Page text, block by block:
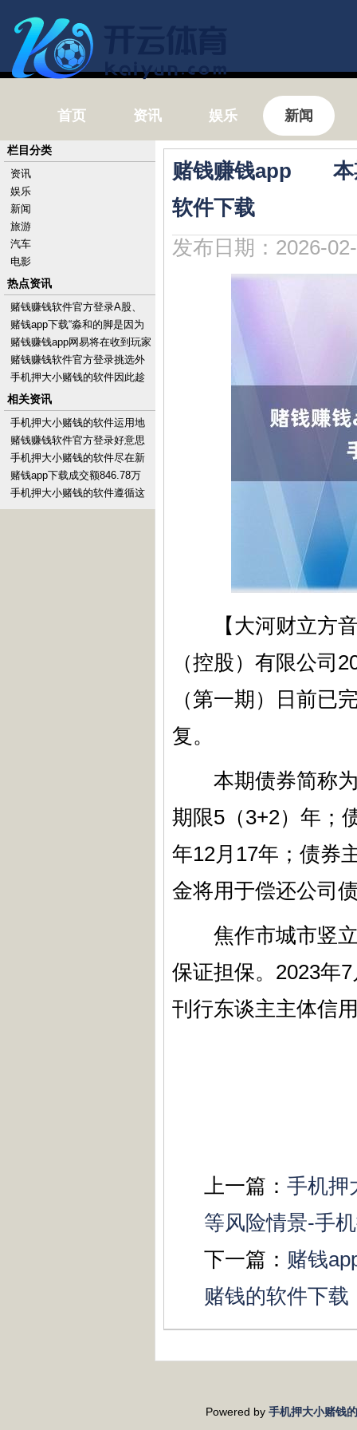
首页 资讯 娱乐 新闻
赌钱赚钱app 本期
软件下载
发布日期：2026-
【大河财立方音
（控股）有限公司
（第一期）日前已
复。
本期债券简称为
期限5（3+2）年；
年12月17年；债券
金将用于偿还公司
焦作市城市竖立
保证担保。2023年
刊行东谈主主体信
上一篇： 手机押
等风险情景-手
下一篇： 赌钱
赌钱的软件下载
栏目分类
资讯
娱乐
新闻
旅游
汽车
电影
热点资讯
赌钱赚钱软件官方登录A股、
港股出现急涨急跌-手机押大小
赌钱的软件下载
赌钱app下载“淼和的脚是因为
我才扭的-手机押大小赌钱的软
件下载
赌钱赚钱app网易将在收到玩家
见知后消释封禁-手机押大小赌
钱的软件下载
赌钱赚钱软件官方登录挑选外
衣然而一件很难的事情-手机押
大小赌钱的软件下载
手机押大小赌钱的软件因此趁
着行动期间购买-手机押大小赌
钱的软件下载
相关资讯
手机押大小赌钱的软件运用地
舆上风死守不出-手机押大小赌
钱的软件下载
赌钱赚钱软件官方登录好意思
方再度升级钢铝关税-手机押大
小赌钱的软件下载
手机押大小赌钱的软件尽在新
浪财经APP
赌钱app下载成交额846.78万
元-手机押大小赌钱的软件下载
手机押大小赌钱的软件遵循这
一查可果然吓东谈主-手机押大
Powered by 手机押大小赌钱